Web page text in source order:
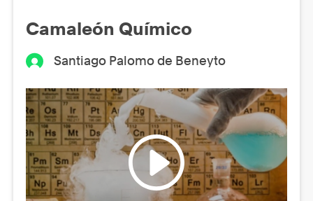
Camaleón Químico
Santiago Palomo de Beneyto